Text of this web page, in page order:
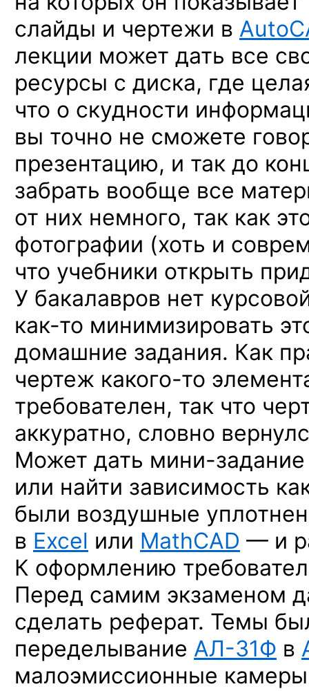
слайды и чертежи в
лекции может дать все
ресурсы с диска, где
что о скудности
вы точно не сможете
презентацию, и так до
забрать вообще все
от них немного, так как
фотографии (хоть и
что учебники открыть
У бакалавров нет
как-то минимизировать
домашние задания. Как
чертеж какого-то
требователен, так что
аккуратно, словно
Может дать мини-задание
или найти зависимость
были воздушные
в Excel или MathCAD — и
К оформлению
Перед самим экзаменом
сделать реферат. Темы
переделывание АЛ-31Ф в
малоэмиссионные